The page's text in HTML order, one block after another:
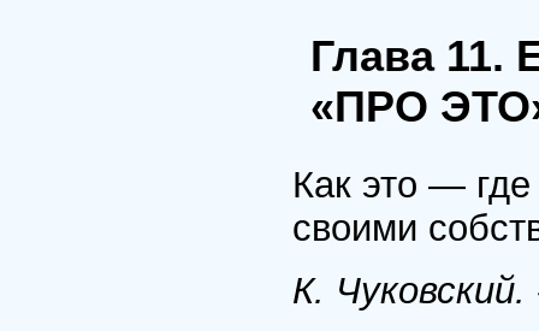
Глава
«ПРО
Как это —
своими
К.